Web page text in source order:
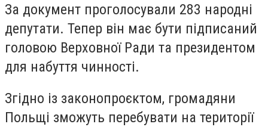
За документ проголосували 283 народні
депутати. Тепер він має бути підписаний
головою Верховної Ради та президентом
для набуття чинності.
Згідно із законопроєктом, громадяни
Польщі зможуть перебувати на території